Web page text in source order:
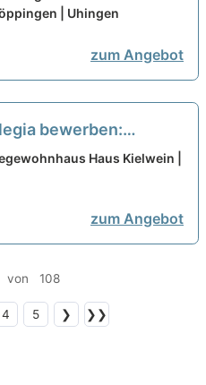
| Uhingen
zum Angebot
bewerben:
in der Sozialen
w/d) in Teilzeit (50-
Haus Kielwein |
zum Angebot
108
4 5 ❯ ❯❯